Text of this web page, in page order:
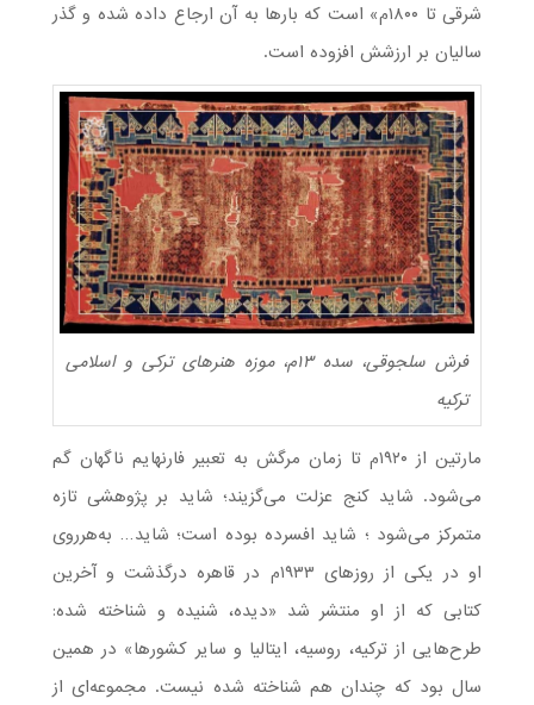
شرقی تا ۱۸۰۰م» است که بارها به آن ارجاع داده شده و گذر
سالیان بر ارزشش افزوده است.
فرش سلجوقی، سده ۱۳م، موزه هنرهای ترکی و اسلامی
ترکیه
مارتین از ۱۹۲۰م تا زمان مرگش به تعبیر فارنهایم ناگهان گم
می‌شود. شاید کنج عزلت می‌گزیند؛ شاید بر پژوهشی تازه
متمرکز می‌شود ؛ شاید افسرده بوده است؛ شاید… به‌هرروی
او در یکی از روزهای ۱۹۳۳م در قاهره درگذشت و آخرین
کتابی که از او منتشر شد «دیده، شنیده و شناخته شده:
طرح‌هایی از ترکیه، روسیه، ایتالیا و سایر کشورها» در همین
سال بود که چندان هم شناخته شده نیست. مجموعه‌ای از